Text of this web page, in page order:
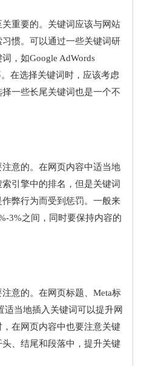
重要的。关键词应该与网站
惯。可以通过一些关键词研
，如Google AdWords
。在选择关键词时，应该考虑
一些长尾关键词也是一个不
意的。在网页内容中适当地
引擎中的排名，但是关键词
弊行为而受到惩罚。一般来
3%之间，同时要保持内容的
意的。在网页标题、Meta标
当地插入关键词可以提升网
在网页内容中也要注意关键
、结尾和段落中，提升关键